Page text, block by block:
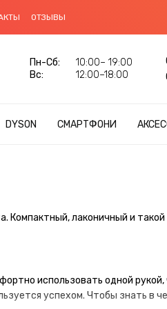
ОТЗЫВЫ
Пн-Сб:
10:00– 19:00
Вс:
12:00–18:00
DYSON СМАРТФОНИ
Компактный, лаконичный и
использовать одной рукой,
успехом. Чтобы знать в